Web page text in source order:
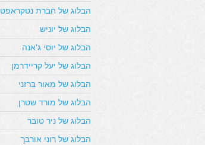
הבלוג של חברת נטקראפט
הבלוג של יוניש
הבלוג של יוסי ג'אנה
הבלוג של יעל קריידרמן
הבלוג של מאור ברזני
הבלוג של מורד שטרן
הבלוג של ניר טובר
הבלוג של רוני אורבך